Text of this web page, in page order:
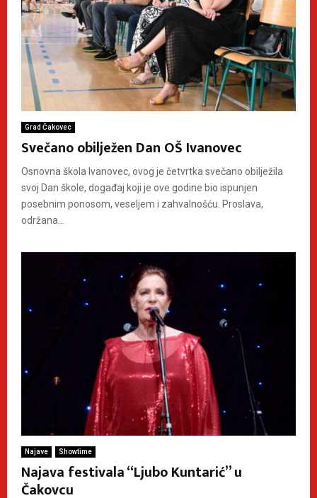
Grad Čakovec
Svečano obilježen Dan OŠ Ivanovec
Osnovna škola Ivanovec, ovog je četvrtka svečano obilježila
svoj Dan škole, događaj koji je ove godine bio ispunjen
posebnim ponosom, veseljem i zahvalnošću. Proslava,
održana...
Najave Showtime
Najava festivala “Ljubo Kuntarić” u
Čakovcu